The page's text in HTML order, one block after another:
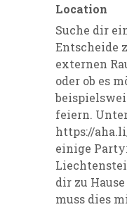
Location
Suche dir
Entscheide
externen
oder ob es
feiern.
https://
einige
dir zu
muss dies